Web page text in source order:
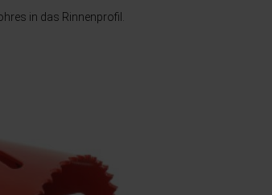
in das Rinnenprofil.